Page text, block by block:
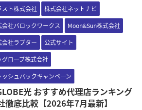
スト株式会社 株式会社ネットナビ
会社バロックワークス Moon&Sun株式会社
会社ラプター 公式サイト
グローブ株式会社
ッシュバックキャンペーン
光 おすすめ代理店ランキング
徹底比較【2026年7月最新】